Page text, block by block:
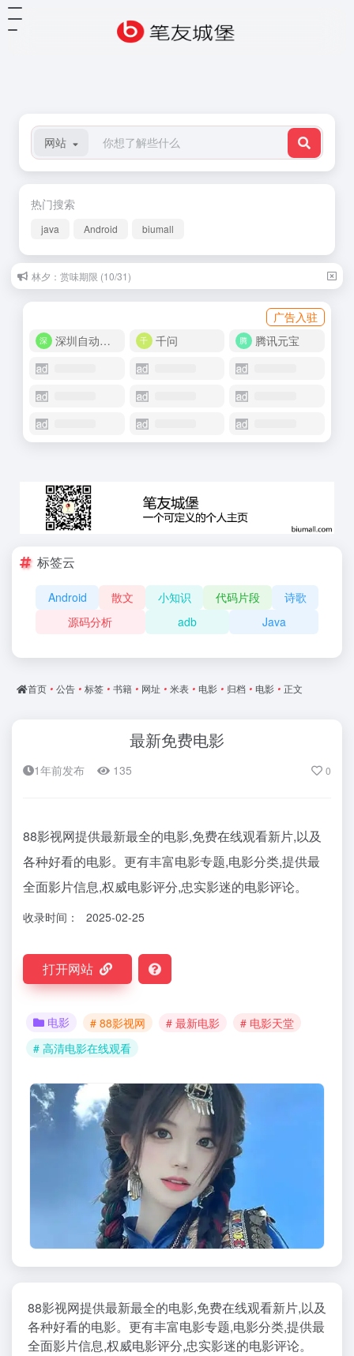
网站
热门搜索
java Android biumall
林夕：赏味期限 (10/31)
广告入驻
深圳自动化商城
千问 腾讯元宝
标签云
Android 散文 小知识 代码片段
诗歌
源码分析
adb Java
首页 • 公告 • 标签 • 书籍 • 网址 • 米表 • 电影 • 归档 • 电影 • 正文
最新免费电影
1年前发布 135 0
88影视网提供最新最全的电影,免费在线观看新片,以及
各种好看的电影。更有丰富电影专题,电影分类,提供最
全面影片信息,权威电影评分,忠实影迷的电影评论。
收录时间： 2025-02-25
打开网站
电影 # 88影视网 # 最新电影
# 电影天堂
# 高清电影在线观看
88影视网提供最新最全的电影,免费在线观看新片,以及
各种好看的电影。更有丰富电影专题,电影分类,提供最
全面影片信息,权威电影评分,忠实影迷的电影评论。